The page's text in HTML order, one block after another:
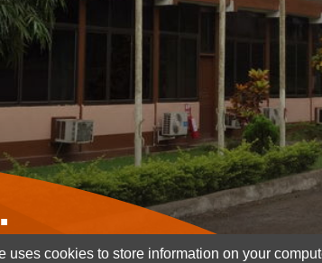
uses cookies to store information on your